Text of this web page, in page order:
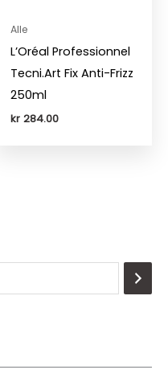
Alle
L’Oréal Professionnel
Tecni.Art Fix Anti-Frizz
250ml
kr284.00